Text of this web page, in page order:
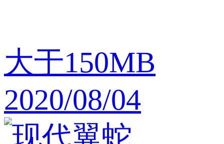
大于150MB
2020/08/04